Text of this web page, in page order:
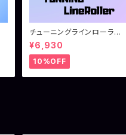
チューニングラインローラ
ー ダイワ用（18イグジスト
系）
¥6,930
10%OFF